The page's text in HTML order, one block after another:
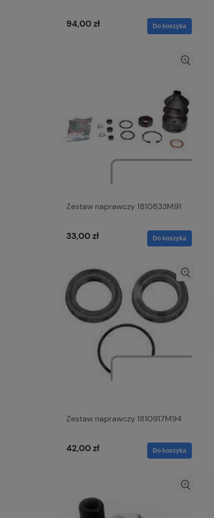
94,00 zł Do koszyka
Zestaw naprawczy 1810833M91
33,00 zł Do koszyka
Zestaw naprawczy 1810917M94
42,00 zł Do koszyka